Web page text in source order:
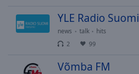
descriptions
Subtitles
YLE Radio Suomi
news talk
hits
2
99
Võmba FM